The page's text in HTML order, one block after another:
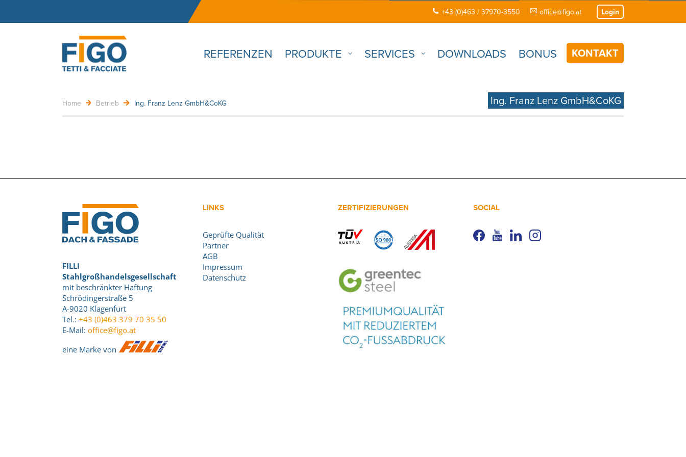
+43 (0)463 / 37970-3550 office@figo.at Login
REFERENZEN PRODUKTE SERVICES DOWNLOADS BONUS KONTAKT
Home Betrieb Ing. Franz Lenz GmbH&CoKG Ing. Franz Lenz GmbH&CoKG
FILLI
Stahlgroßhandelsgesellschaft
mit beschränkter Haftung
Schrödingerstraße 5
A-9020 Klagenfurt
Tel.: +43 (0)463 379 70 35 50
E-Mail: office@figo.at
eine Marke von
LINKS
Geprüfte Qualität
Partner
AGB
Impressum
Datenschutz
ZERTIFIZIERUNGEN SOCIAL